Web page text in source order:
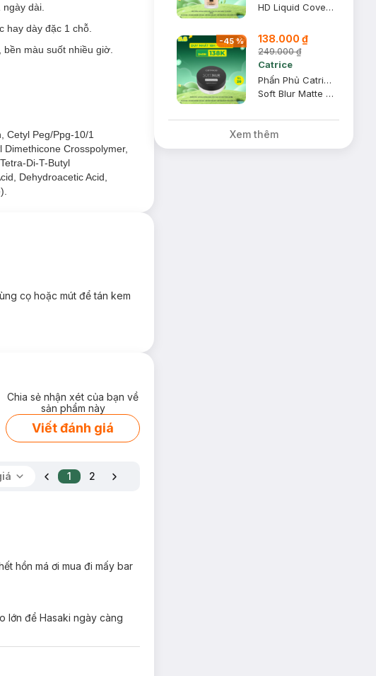
dài.
hay dày đặc 1 chỗ.
màu suốt nhiều giờ.
Cetyl Peg/Ppg-10/1
Crosspolymer,
Di-T-Butyl
Dehydroacetic Acid,
cọ hoặc mút để tán kem
Chia sẻ nhận xét của bạn về
sản phẩm này
Viết đánh giá
1 2
hồn má ơi mua đi mấy bar
lớn để Hasaki ngày càng
HD Liquid Coverage Foundation #Ivory Beige
-45% 138.000 ₫
249.000 ₫
Catrice
Phấn Phủ Catrice Mỏng Nhẹ Kiềm Dầu 001 Mọi Tông Da 8g
Soft Blur Matte Setting Powder #Translucent
Xem thêm